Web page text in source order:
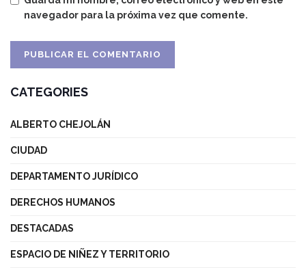
navegador para la próxima vez que comente.
CATEGORIES
ALBERTO CHEJOLÁN
CIUDAD
DEPARTAMENTO JURÍDICO
DERECHOS HUMANOS
DESTACADAS
ESPACIO DE NIÑEZ Y TERRITORIO